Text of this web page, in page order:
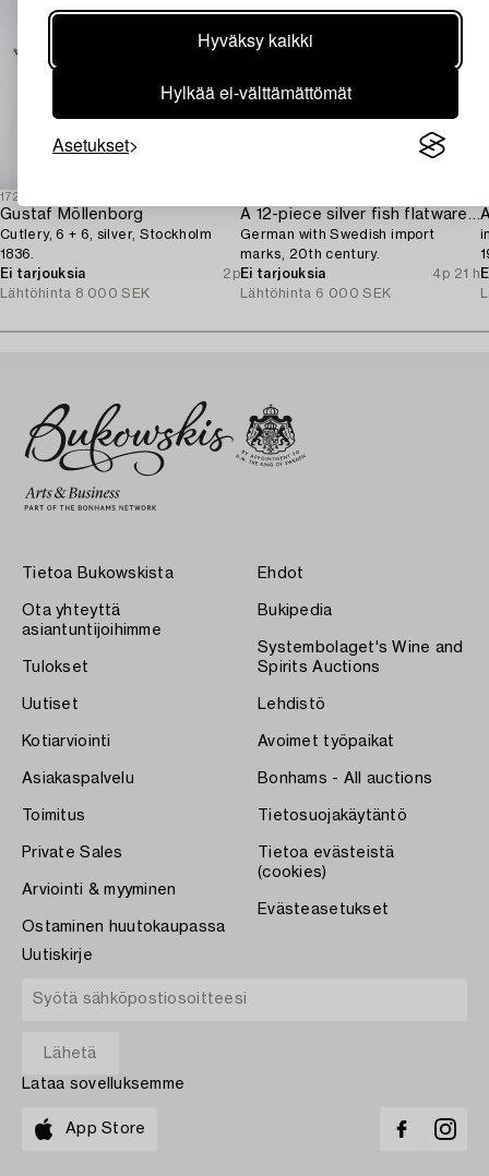
Hyväksy kaikki
Hylkää ei-välttämättömät
Asetukset
1729534
Gustaf Möllenborg
Cutlery, 6 + 6, silver, Stockholm
1836.
Ei tarjouksia
2p
Lähtöhinta 8 000 SEK
A 12-piece silver fish flatware-service,
German with Swedish import
marks, 20th century.
Ei tarjouksia
4p 21 h
Lähtöhinta 6 000 SEK
Tietoa Bukowskista
Ota yhteyttä
asiantuntijoihimme
Tulokset
Uutiset
Kotiarviointi
Asiakaspalvelu
Toimitus
Private Sales
Arviointi & myyminen
Ostaminen huutokaupassa
Ehdot
Bukipedia
Systembolaget's Wine and
Spirits Auctions
Lehdistö
Avoimet työpaikat
Bonhams - All auctions
Tietosuojakäytäntö
Tietoa evästeistä
(cookies)
Evästeasetukset
Uutiskirje
Lataa sovelluksemme
App Store